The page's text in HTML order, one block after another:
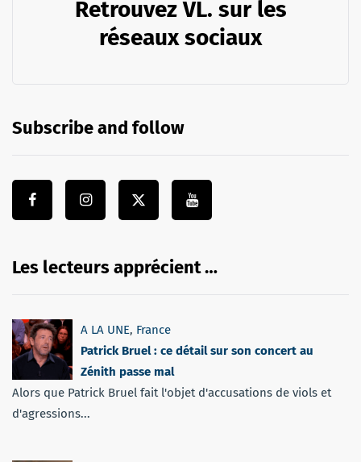
Retrouvez VL. sur les
réseaux sociaux
Subscribe and follow
Les lecteurs apprécient …
A LA UNE, France
Patrick Bruel : ce détail sur son concert au
Zénith passe mal
Alors que Patrick Bruel fait l'objet d'accusations de viols et
d'agressions...